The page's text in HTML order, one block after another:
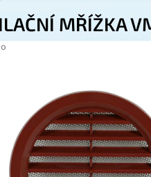
MŘÍŽKA